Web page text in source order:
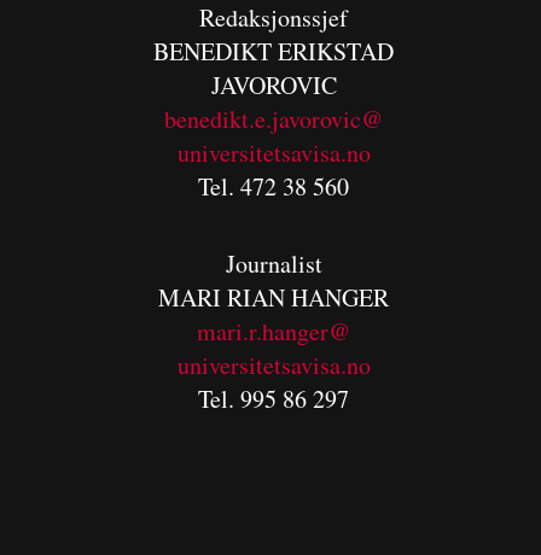
Redaksjonssjef
BENEDIKTERIKSTAD
JAVOROVIC
benedikt.e.javorovic@
universitetsavisa.no
Tel. 472 38 560
Journalist
MARI RIAN HANGER
mari.r.hanger@
universitetsavisa.no
Tel. 995 86 297